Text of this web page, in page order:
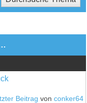
Beitrag von conker64